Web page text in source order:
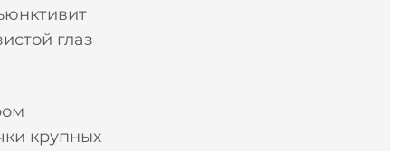
глаз
крупных